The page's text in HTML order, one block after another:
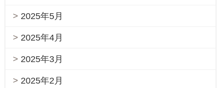
2025年5月
2025年4月
2025年3月
2025年2月